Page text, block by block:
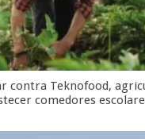
contra Teknofood,
comedores